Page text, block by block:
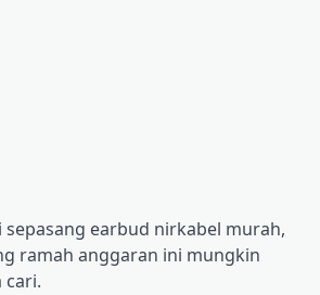
sepasang earbud nirkabel murah,
ramah anggaran ini mungkin
cari.